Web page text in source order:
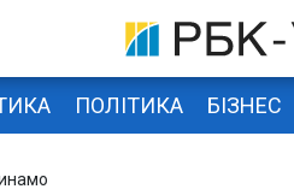
ПОЛІТИКА БІЗНЕС